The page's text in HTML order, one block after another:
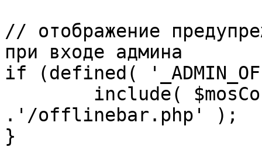
// отображение
при входе админа
if (defined(
.'/offlinebar.php' );
}